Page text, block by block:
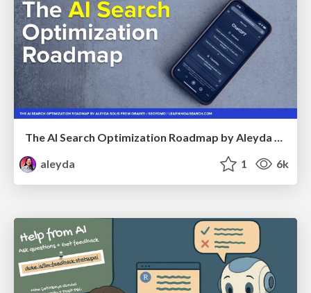
The AI Search Optimization Roadmap by Aleyda Solis
aleyda
1 6k